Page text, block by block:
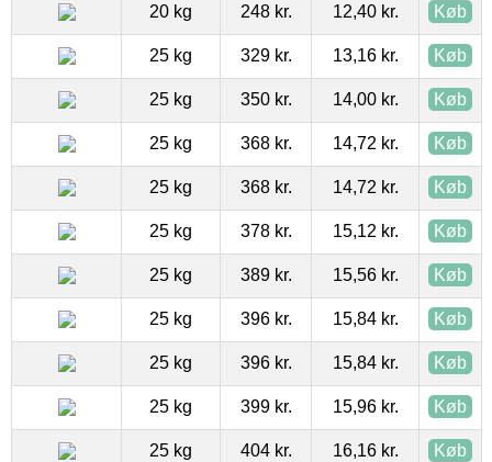
20 kg 248 kr. 12,40 kr. Køb
25 kg 329 kr. 13,16 kr. Køb
25 kg 350 kr. 14,00 kr. Køb
25 kg 368 kr. 14,72 kr. Køb
25 kg 368 kr. 14,72 kr. Køb
25 kg 378 kr. 15,12 kr. Køb
25 kg 389 kr. 15,56 kr. Køb
25 kg 396 kr. 15,84 kr. Køb
25 kg 396 kr. 15,84 kr. Køb
25 kg 399 kr. 15,96 kr. Køb
25 kg 404 kr. 16,16 kr. Køb